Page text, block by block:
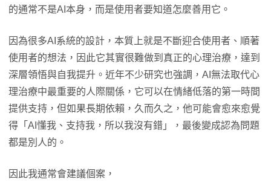
的通常不是AI本身，而是使用者要知道怎麼善用它。
因為很多AI系統的設計，本質上就是不斷迎合使用者、順著
使用者的想法，因此它其實很難做到真正的心理治療，達到
深層領悟與自我提升。近年不少研究也強調，AI無法取代心
理治療中最重要的人際關係，它可以在情緒低落的第一時間
提供支持，但如果長期依賴，久而久之，他可能會愈來愈覺
得「AI懂我、支持我，所以我沒有錯」，最後變成認為問題
都是別人的。
因此我通常會建議個案，